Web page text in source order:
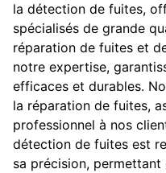
la détection de fuites,
spécialisés de grande
réparation de fuites et
notre expertise,
efficaces et durables.
la réparation de fuites,
professionnel à nos
détection de fuites est
sa précision,